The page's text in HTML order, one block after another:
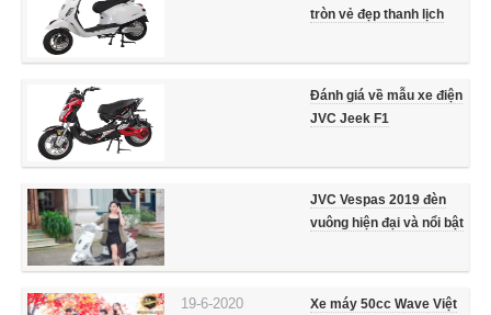
tròn vẻ đẹp thanh lịch
Đánh giá về mẫu xe điện
JVC Jeek F1
JVC Vespas 2019 đèn
vuông hiện đại và nổi bật
Xe máy 50cc Wave Việt
19-6-2020